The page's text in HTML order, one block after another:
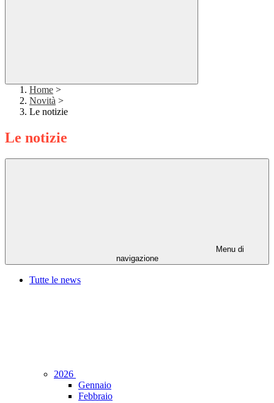
Home >
Novità >
Le notizie
Le notizie
Menu di
navigazione
Tutte le news
2026
Gennaio
Febbraio